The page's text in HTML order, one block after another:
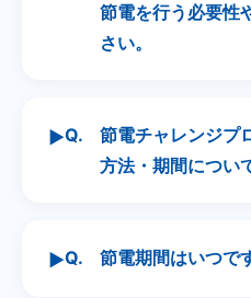
節電を行う必要性
さい。
▶Q.
節電チャレンジプ
方法・期間につい
▶Q. 節電期間はいつで